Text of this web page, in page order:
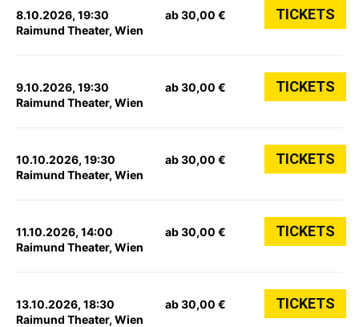
8.10.2026, 19:30
Raimund Theater, Wien
ab 30,00 € TICKETS
9.10.2026, 19:30
Raimund Theater, Wien
ab 30,00 € TICKETS
10.10.2026, 19:30
Raimund Theater, Wien
ab 30,00 € TICKETS
11.10.2026, 14:00
Raimund Theater, Wien
ab 30,00 € TICKETS
13.10.2026, 18:30
Raimund Theater, Wien
ab 30,00 € TICKETS